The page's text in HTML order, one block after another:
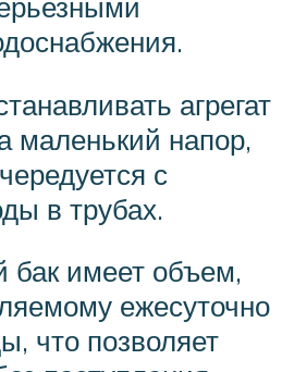
агрегат
маленький напор,
с
в трубах.
бак имеет объем,
ежесуточно
что позволяет